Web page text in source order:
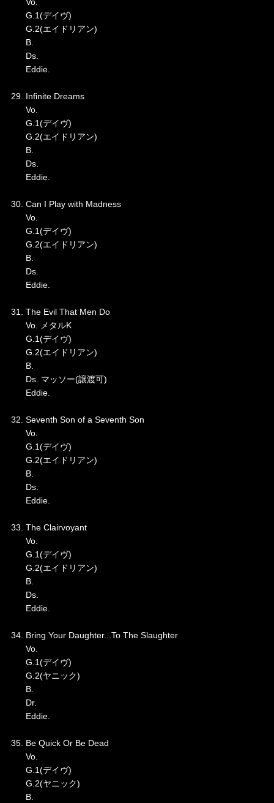
G.1(デイヴ)
G.2(エイドリアン)
B.
Ds.
Eddie.
29. Infinite Dreams
Vo.
G.1(デイヴ)
G.2(エイドリアン)
B.
Ds.
Eddie.
30. Can I Play with Madness
Vo.
G.1(デイヴ)
G.2(エイドリアン)
B.
Ds.
Eddie.
31. The Evil That Men Do
Vo. メタルK
G.1(デイヴ)
G.2(エイドリアン)
B.
Ds. マッソー(譲渡可)
Eddie.
32. Seventh Son of a Seventh Son
Vo.
G.1(デイヴ)
G.2(エイドリアン)
B.
Ds.
Eddie.
33. The Clairvoyant
Vo.
G.1(デイヴ)
G.2(エイドリアン)
B.
Ds.
Eddie.
34. Bring Your Daughter...To The Slaughter
Vo.
G.1(デイヴ)
G.2(ヤニック)
B.
Dr.
Eddie.
35. Be Quick Or Be Dead
Vo.
G.1(デイヴ)
G.2(ヤニック)
B.